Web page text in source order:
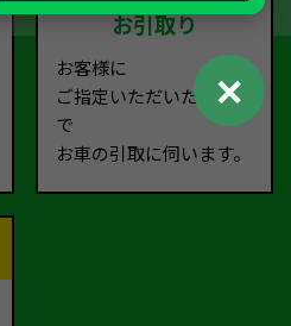
お引取り
お客様に
ご指定いただいた場所ま
で
お車の引取に伺います。
✕